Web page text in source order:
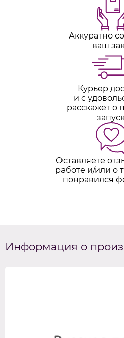
Аккуратно
ваш
Курьер
и с
расскажет о
Оставляете
работе и/или о
понравился
Информация о